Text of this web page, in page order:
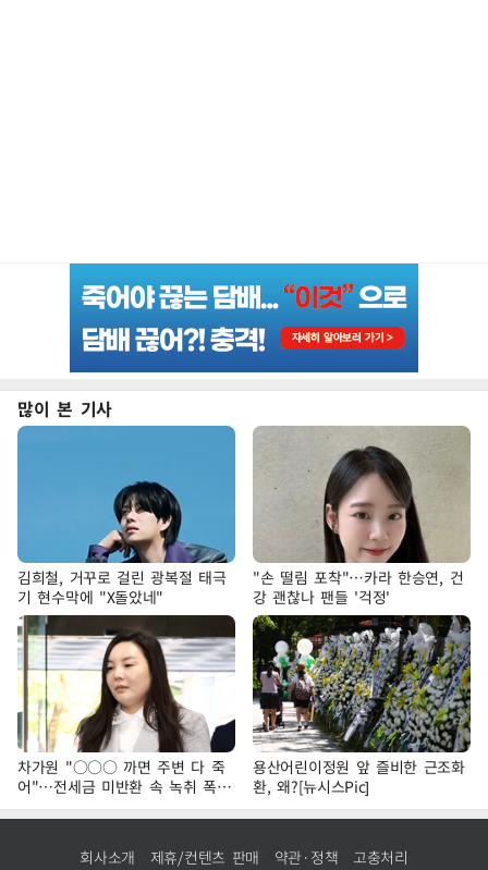
많이 본 기사
김희철, 거꾸로 걸린 광복절 태극
기 현수막에 "X돌았네"
"손 떨림 포착"…카라 한승연, 건
강 괜찮나 팬들 '걱정'
차가원 "○○○ 까면 주변 다 죽
어"…전세금 미반환 속 녹취 폭로
파장
용산어린이정원 앞 즐비한 근조화
환, 왜?[뉴시스Pic]
회사소개 제휴/컨텐츠 판매 약관·정책 고충처리